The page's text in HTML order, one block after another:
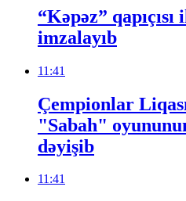
“Kəpəz”
imzalayıb
11:41
Çempionlar
"Sabah"
dəyişib
11:41